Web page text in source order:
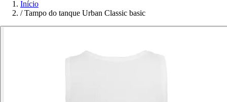
Início
/ Tampo do tanque Urban Classic basic